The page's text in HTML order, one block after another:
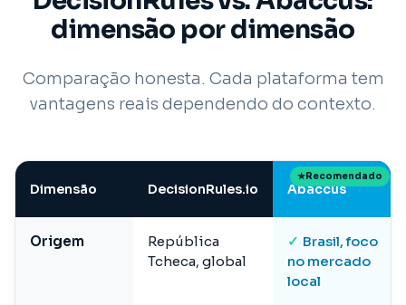
dimensão por dimensão
Comparação honesta. Cada plataforma tem
vantagens reais dependendo do contexto.
Dimensão DecisionRules.io Abaccus
Origem
República
Tcheca, global
✓ Brasil, foco
no mercado
local